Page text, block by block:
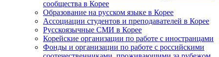
сообщества в Корее
Образование на русском языке в Корее
Ассоциации студентов и преподавателей в Корее
Русскоязычные СМИ в Корее
Корейские организации по работе с иностранцами
Фонды и организации по работе с российскими